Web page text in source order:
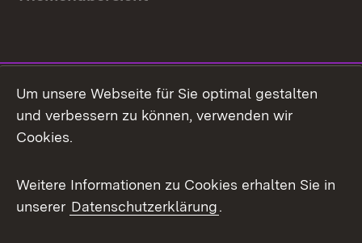
Facebook
X / Twitter
Youtube
Um unsere Webseite für Sie optimal gestalten
und verbessern zu können, verwenden wir
Cookies.
Weitere Informationen zu Cookies erhalten Sie in
unserer Datenschutzerklärung.